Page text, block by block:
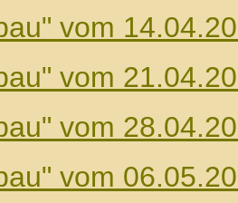
vom
vom
vom
vom